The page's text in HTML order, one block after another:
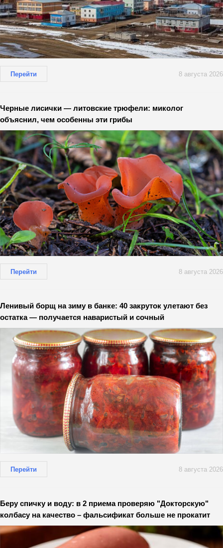
Перейти 8 августа 2026
Черные лисички — литовские трюфели: миколог
объяснил, чем особенны эти грибы
Перейти 8 августа 2026
Ленивый борщ на зиму в банке: 40 закруток улетают без
остатка — получается наваристый и сочный
Перейти 8 августа 2026
Беру спичку и воду: в 2 приема проверяю "Докторскую"
колбасу на качество – фальсификат больше не прокатит